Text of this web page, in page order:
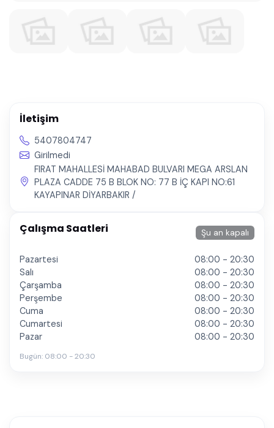
İletişim
5407804747
Girilmedi
FIRAT MAHALLESİ MAHABAD BULVARI MEGA ARSLAN
PLAZA CADDE 75 B BLOK NO: 77 B İÇ KAPI NO:61
KAYAPINAR DİYARBAKIR /
Çalışma Saatleri Şu an kapalı
Pazartesi
08:00 - 20:30
Salı
08:00 - 20:30
Çarşamba
08:00 - 20:30
Perşembe
08:00 - 20:30
Cuma
08:00 - 20:30
Cumartesi
08:00 - 20:30
Pazar
08:00 - 20:30
Bugün: 08:00 - 20:30